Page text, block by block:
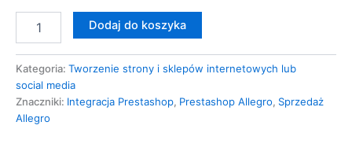
Dodaj do koszyka
Kategoria: Tworzenie strony i sklepów internetowych lub
social media
Znaczniki: Integracja Prestashop, Prestashop Allegro, Sprzedaż
Allegro